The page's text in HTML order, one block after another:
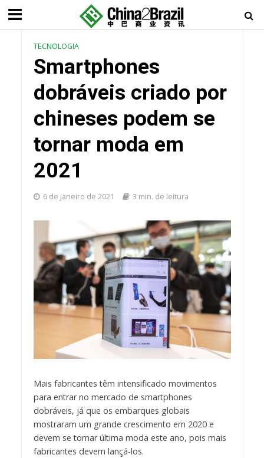
TECNOLOGIA
Smartphones
dobráveis criado por
chineses podem se
tornar moda em
2021
6 de janeiro de 2021 3 min. de leitura
Mais fabricantes têm intensificado movimentos
para entrar no mercado de smartphones
dobráveis, já que os embarques globais
mostraram um grande crescimento em 2020 e
devem se tornar última moda este ano, pois mais
fabricantes devem lançá-los.